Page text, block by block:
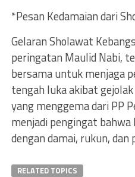
*Pesan Kedamaian dari
Gelaran Sholawat
peringatan Maulid Nabi,
bersama untuk menjaga
tengah luka akibat
yang menggema dari PP
menjadi pengingat bahwa
dengan damai, rukun, dan
RELATED TOPICS